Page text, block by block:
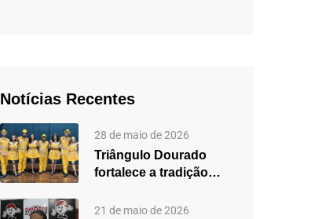
Notícias Recentes
28 de maio de 2026
Triângulo Dourado
fortalece a tradição
das…
21 de maio de 2026